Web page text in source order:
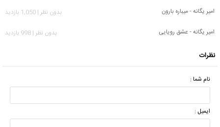
امیر یگانه - میباره بارون
بدون نظر | 1,050 بازدید
امیر یگانه - عشق رویایی
بدون نظر | 998 بازدید
نظرات
نام شما :
ایمیل :